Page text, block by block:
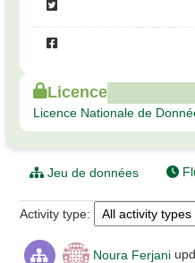
Licence
Licence Nationale de
Jeu de données
Activity type
Noura Ferjani